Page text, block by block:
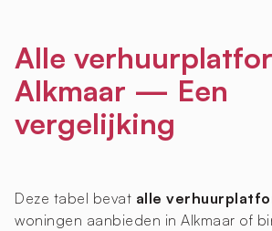
Alle
Alkmaar — Een
vergelijking
Deze tabel bevat alle
woningen aanbieden in Alkmaar of